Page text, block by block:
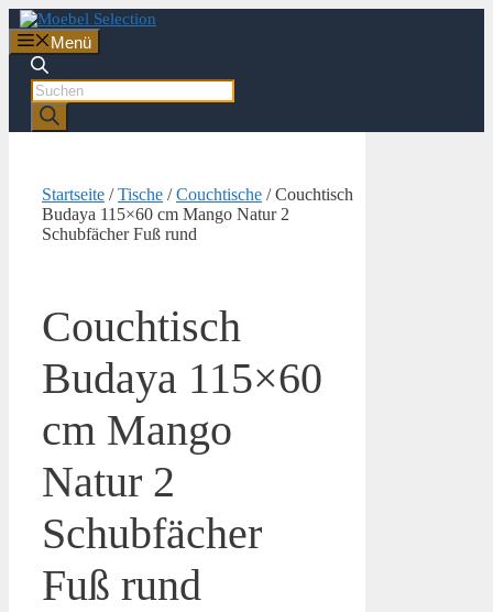
Zum
Inhalt
springen
Menü
Products
search
Startseite /Tische /Couchtische / Couchtisch
Budaya 115×60 cm Mango Natur 2
Schubfächer Fuß rund
Couchtisch
Budaya 115×60
cm Mango
Natur 2
Schubfächer
Fuß rund